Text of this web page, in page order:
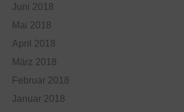
Juni 2018
Mai 2018
April 2018
März 2018
Februar 2018
Januar 2018